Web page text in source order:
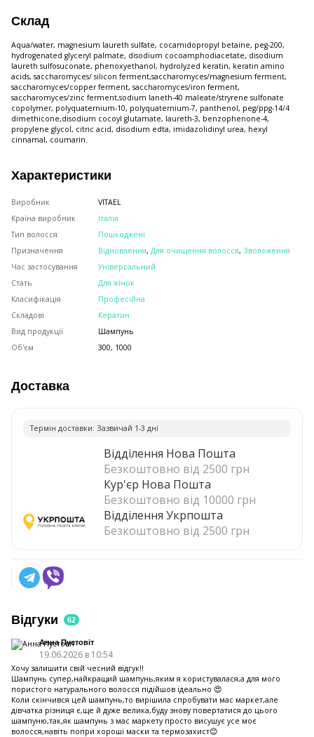
Склад
Aqua/water, magnesium laureth sulfate, cocamidopropyl betaine, peg-200,
hydrogenated glyceryl palmate, disodium cocoamphodiacetate, disodium
laureth sulfosuconate, phenoxyethanol, hydrolyzed keratin, keratin amino
acids, saccharomyces/ silicon ferment,saccharomyces/magnesium ferment,
saccharomyces/copper ferment, saccharomyces/iron ferment,
saccharomyces/zinc ferment,sodium laneth-40 maleate/stryrene sulfonate
copolymer, polyquaternium-10, polyquaternium-7, panthenol, peg/ppg-14/4
dimethicone,disodium cocoyl glutamate, laureth-3, benzophenone-4,
propylene glycol, citric acid, disodium edta, imidazolidinyl urea, hexyl
cinnamal, coumarin.
Характеристики
Виробник
VITAEL
Країна виробник
Італія
Тип волосся
Пошкоджені
Призначення
Відновлення, Для очищення волосся, Зволоження
Час застосування
Універсальний
Стать
Для жінок
Класифікація
Професійна
Складові
Кератин
Вид продукції
Шампунь
Об'єм
300, 1000
Доставка
Термiн доставки: Зазвичай 1-3 днi
Відділення Нова Пошта
Безкоштовно від 2500 грн
Кур'єр Нова Пошта
Безкоштовно від 10000 грн
Відділення Укрпошта
Безкоштовно від 2500 грн
Відгуки 62
Анна Пустовіт
19.06.2026 в 10:54
Хочу залишити свій чесний відгук!!
Шампунь супер,найкращий шампунь,яким я користувалася,а для мого
пористого натурального волосся підійшов ідеально 😍
Коли скінчився цей шампунь,то вирішила спробувати мас маркет,але
дівчатка різниця є,ще й дуже велика,буду знову повертатися до цього
шампуню,так,як шампунь з мас маркету просто висушує усе моє
волосся,навіть попри хороші маски та термозахист😊